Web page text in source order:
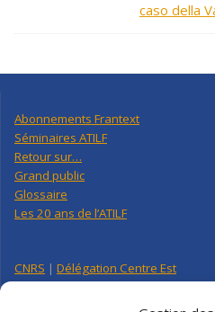
caso della
Abonnements Frantext
Séminaires ATILF
Retour sur…
Grand public
Glossaire
Les 20 ans de l’ATILF
CNRS | Délégation Centre Est
Université de Lorraine
CNRS Hebdo Centre-Est